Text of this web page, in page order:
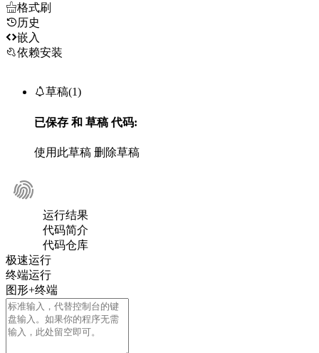
格式刷
历史
嵌入
依赖安装
草稿(1)
已保存 和 草稿代码:
使用此草稿 删除草稿
运行结果
代码简介
代码仓库
极速运行
终端运行
图形+终端